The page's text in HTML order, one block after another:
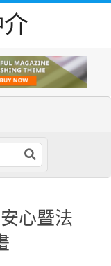
心暨法